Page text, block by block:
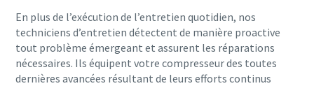
Réduction des émissions de carbone pour une production
éco-responsable - Tout ce que vous devez savoir
En savoir plus
En plus de l’exécution de l’entretien quotidien, nos
techniciens d’entretien détectent de manière proactive
tout problème émergeant et assurent les réparations
nécessaires. Ils équipent votre compresseur des toutes
dernières avancées résultant de leurs efforts continus